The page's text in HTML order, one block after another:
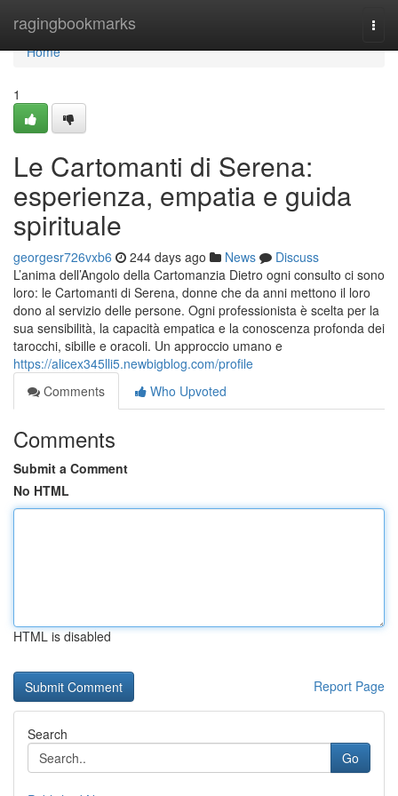
ragingbookmarks
Home
Home
1
Le Cartomanti di Serena:
esperienza, empatia e guida
spirituale
georgesr726vxb6 244 days ago News
Discuss
L’anima dell’Angolo della Cartomanzia Dietro ogni consulto ci sono
loro: le Cartomanti di Serena, donne che da anni mettono il loro
dono al servizio delle persone. Ogni professionista è scelta per la
sua sensibilità, la capacità empatica e la conoscenza profonda dei
tarocchi, sibille e oracoli. Un approccio umano e
https://alicex345lli5.newbigblog.com/profile
Comments
Who Upvoted
Comments
Submit a Comment
No HTML
HTML is disabled
Report Page
Search
Go